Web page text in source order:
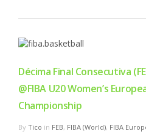
Décima Final Consecutiva
@FIBA U20 Women’s
Championship
By Tico in FEB, FIBA (World), FIBA